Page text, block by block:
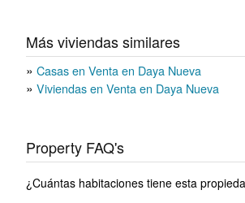
Más viviendas similares
Casas en Venta en Daya Nueva
Viviendas en Venta en Daya Nueva
Property FAQ's
¿Cuántas habitaciones tiene esta